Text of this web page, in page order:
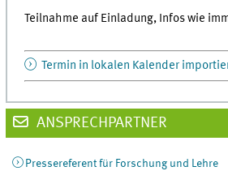
Teilnahme auf Einladung, Infos wie
Termin in lokalen Kalender
ANSPRECHPARTNER
Pressereferent für Forschung und Lehre